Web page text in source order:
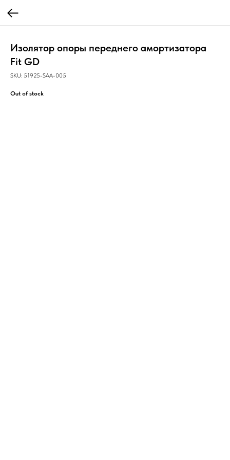
Изолятор опоры переднего амортизатора
Fit GD
SKU: 51925-SAA-005
Out of stock